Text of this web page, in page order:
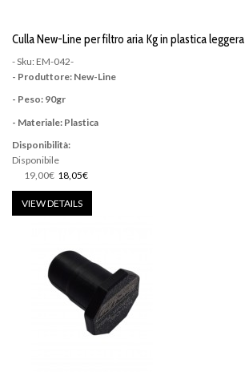
Culla New-Line per filtro aria Kg in plastica leggera
- Sku: EM-042-
- Produttore: New-Line
- Peso: 90gr
- Materiale: Plastica
Disponibilità:
Disponibile
19,00€ 18,05€
VIEW DETAILS